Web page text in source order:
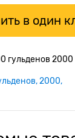
в один
гульденов 2000
2000